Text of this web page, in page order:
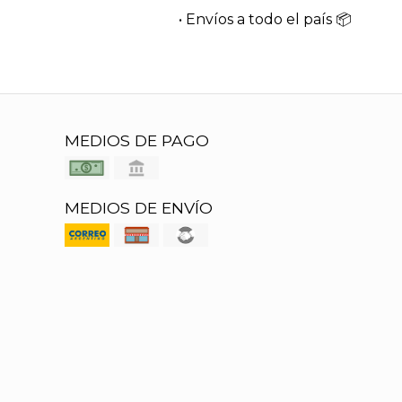
• Envíos a todo el país 📦
MEDIOS DE PAGO
MEDIOS DE ENVÍO